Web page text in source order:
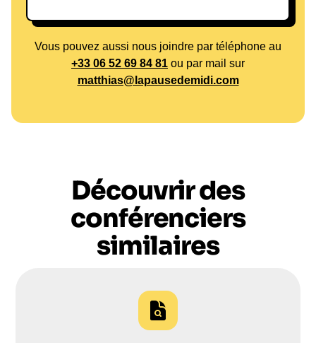
Vous pouvez aussi nous joindre par téléphone au
+33 06 52 69 84 81 ou par mail sur
matthias@lapausedemidi.com
Découvrir des
conférenciers
similaires